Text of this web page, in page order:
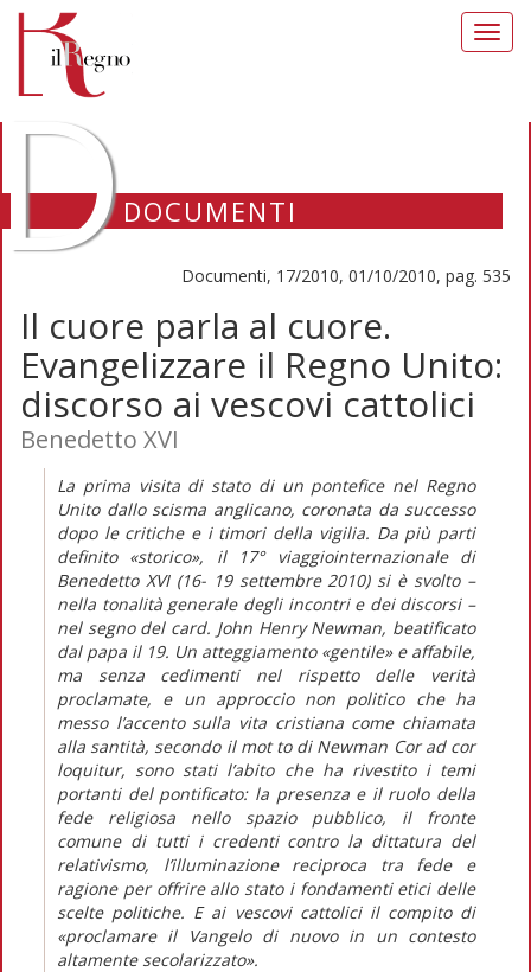
DOCUMENTI
Documenti, 17/2010, 01/10/2010, pag. 535
Il cuore parla al cuore.
Evangelizzare il Regno Unito:
discorso ai vescovi cattolici
Benedetto XVI
La prima visita di stato di un pontefice nel Regno
Unito dallo scisma anglicano, coronata da successo
dopo le critiche e i timori della vigilia. Da più parti
definito «storico», il 17° viaggiointernazionale di
Benedetto XVI (16- 19 settembre 2010) si è svolto –
nella tonalità generale degli incontri e dei discorsi –
nel segno del card. John Henry Newman, beatificato
dal papa il 19. Un atteggiamento «gentile» e affabile,
ma senza cedimenti nel rispetto delle verità
proclamate, e un approccio non politico che ha
messo l’accento sulla vita cristiana come chiamata
alla santità, secondo il mot to di Newman Cor ad cor
loquitur, sono stati l’abito che ha rivestito i temi
portanti del pontificato: la presenza e il ruolo della
fede religiosa nello spazio pubblico, il fronte
comune di tutti i credenti contro la dittatura del
relativismo, l’illuminazione reciproca tra fede e
ragione per offrire allo stato i fondamenti etici delle
scelte politiche. E ai vescovi cattolici il compito di
«proclamare il Vangelo di nuovo in un contesto
altamente secolarizzato».